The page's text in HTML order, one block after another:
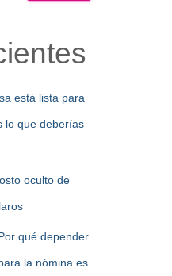
está lista para
lo que deberías
oculto de
qué depender
la nómina es